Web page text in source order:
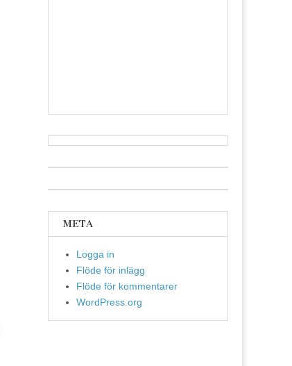
META
Logga in
Flöde för inlägg
Flöde för kommentarer
WordPress.org